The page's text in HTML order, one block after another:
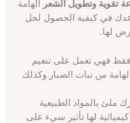
تقوية وتطويل الشعر الهامة
في كيفية الحصول لحل
لها.
فهي تعمل على تنعيم
من نبات الصبار وكذلك
بالمواد الطبيعية
لها تأثير سيء على